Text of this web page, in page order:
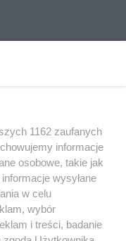
Serwis Informacyjny Miasta
HOSTING
FACEBOOK KONTAKT
1162 zaufanych
informacje
osobowe, takie jak
wysyłane
w celu
wybór
i treści, badanie